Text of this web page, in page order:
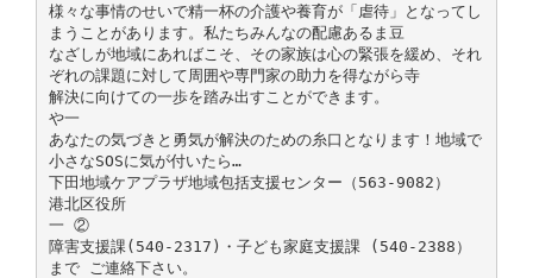
様々な事情のせいで精一杯の介護や養育が「虐待」となってし
まうことがあります。私たちみんなの配慮あるま豆
なざしが地域にあればこそ、その家族は心の緊張を緩め、それ
ぞれの課題に対して周囲や専門家の助力を得ながら寺
解決に向けての一歩を踏み出すことができます。
や一
あなたの気づきと勇気が解決のための糸口となります！地域で
小さなSOSに気が付いたら…
下田地域ケアプラザ地域包括支援センター（563-9082）
港北区役所
一 ②
障害支援課(540-2317)・子ども家庭支援課 (540-2388）
まで ご連絡下さい。